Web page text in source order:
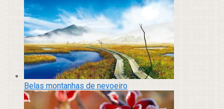
Belas montanhas de nevoeiro